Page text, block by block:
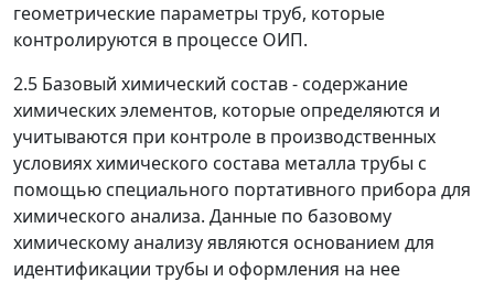
геометрические параметры труб, которые
контролируются в процессе ОИП.
2.5 Базовый химический состав - содержание
химических элементов, которые определяются и
учитываются при контроле в производственных
условиях химического состава металла трубы с
помощью специального портативного прибора для
химического анализа. Данные по базовому
химическому анализу являются основанием для
идентификации трубы и оформления на нее